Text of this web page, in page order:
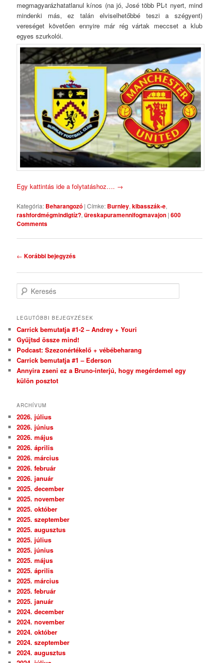
megmagyarázhatatlanul kínos (na jó, José több PL-t nyert, mind
mindenki más, ez talán elviselhetőbbé teszi a szégyent)
vereséget követően ennyire már rég vártak meccset a klub
egyes szurkolói.
Egy kattintás ide a folytatáshoz…. →
Kategória: Beharangozó |Címke: Burnley,kibasszák-e,
rashfordmégmindigtíz?,üreskapuramennifogmavajon |600
Comments
Bejegyzés navigáció
← Korábbi bejegyzés
Keresés
LEGUTÓBBI BEJEGYZÉSEK
Carrick bemutatja #1-2 – Andrey + Youri
Gyűjtsd össze mind!
Podcast: Szezonértékelő + vébébeharang
Carrick bemutatja #1 – Ederson
Annyira zseni ez a Bruno-interjú, hogy megérdemel egy
külön posztot
ARCHÍVUM
2026. július
2026. június
2026. május
2026. április
2026. március
2026. február
2026. január
2025. december
2025. november
2025. október
2025. szeptember
2025. augusztus
2025. július
2025. június
2025. május
2025. április
2025. március
2025. február
2025. január
2024. december
2024. november
2024. október
2024. szeptember
2024. augusztus